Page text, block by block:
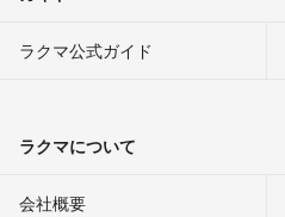
ラクマ公式ガイド
ラクマについて
会社概要